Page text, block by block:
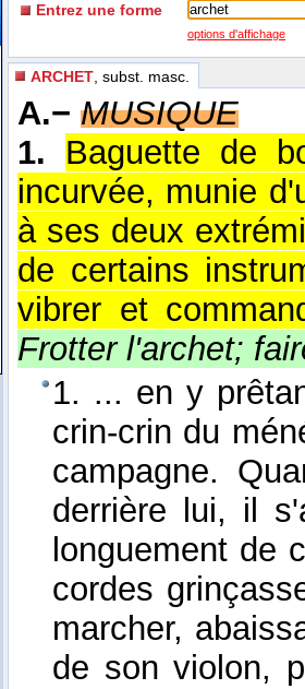
Entrez une forme
options d'affichage
ARCHET , subst. masc.
A.− MUSIQUE
1.
Baguette de
incurvée, munie
à ses deux
de certains
vibrer et
Frotter l'archet;
1. ... en y
crin-crin du
campagne.
derrière lui, il
longuement de
cordes
marcher,
de son violon,